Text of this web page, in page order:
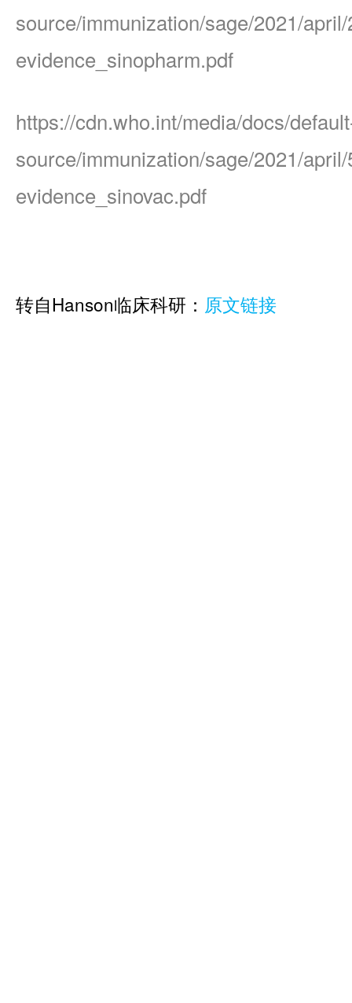
source/immunization/sage/2021/
evidence_sinopharm.pdf
https://cdn.who.int/media/docs/
source/immunization/sage/2021/
evidence_sinovac.pdf
转自Hanson临床科研： 原文链接